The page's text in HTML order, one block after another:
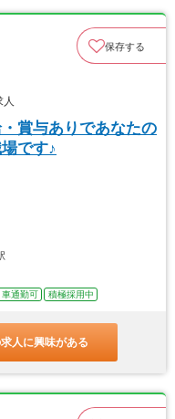
保存する
賞与ありであなたの
です♪
車通勤可 積極採用中
人に興味がある